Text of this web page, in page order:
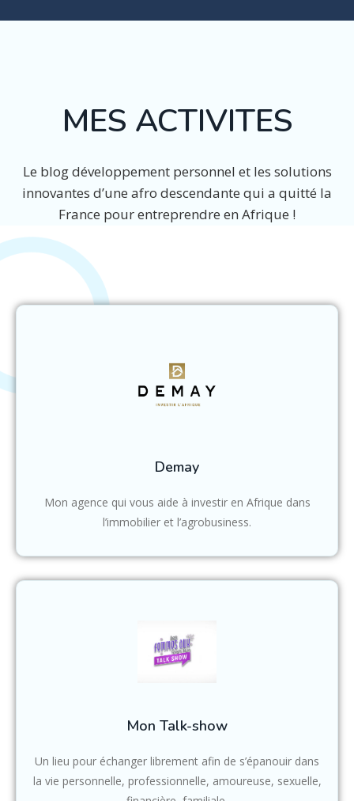
MES ACTIVITES
Le blog développement personnel et les solutions
innovantes d’une afro descendante qui a quitté la
France pour entreprendre en Afrique !
Demay
Mon agence qui vous aide à investir en Afrique dans
l’immobilier et l’agrobusiness.
Mon Talk-show
Un lieu pour échanger librement afin de s’épanouir dans
la vie personnelle, professionnelle, amoureuse, sexuelle,